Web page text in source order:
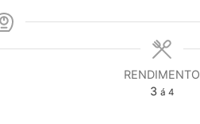
RENDIMENTO
3 á 4